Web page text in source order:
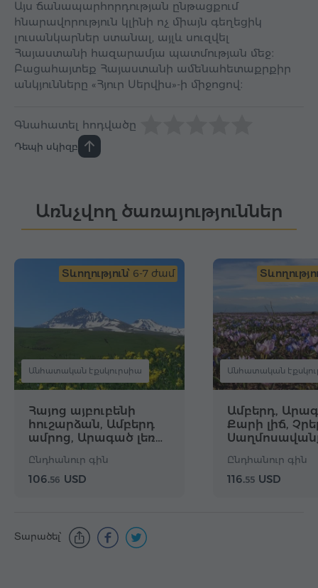
Այս ճանապարհորդության ընթացքում
հնարավորություն կլինի ոչ միայն գեղեցիկ
լուսանկարներ ստանալ, այլև սուզվել
Հայաստանի հազարամյա պատմության մեջ։
Բացահայտեք Հայաստանի ամենահետաքրքիր
անկյունները «Հյուր Սերվիս»-ի միջոցով։
Դեպի սկիզբ
Գնահատել հոդվածը
Առնչվող ծառայություններ
Տևողություն՝ 6-7 ժամ
Անհատական էքսկուրսիա
Հայոց այբուբենի
հուշարձան, Ամբերդ
ամրոց, Արագած լեռ…
Ընդհանուր գին
106.56 USD
Անհատական
Ամբերդ,
Քարի լիճ,
Ընդհանուր գին
116.55 USD
Տարածել՝